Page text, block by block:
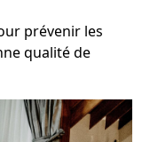
prévenir les
qualité de